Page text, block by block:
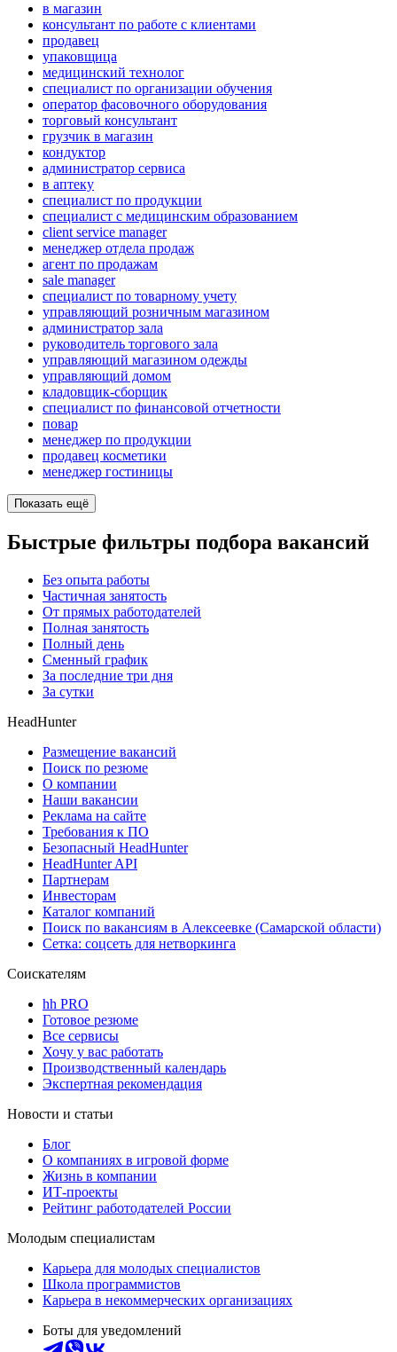
в магазин
консультант по работе с клиентами
продавец
упаковщица
медицинский технолог
специалист по организации обучения
оператор фасовочного оборудования
торговый консультант
грузчик в магазин
кондуктор
администратор сервиса
в аптеку
специалист по продукции
специалист с медицинским образованием
client service manager
менеджер отдела продаж
агент по продажам
sale manager
специалист по товарному учету
управляющий розничным магазином
администратор зала
руководитель торгового зала
управляющий магазином одежды
управляющий домом
кладовщик-сборщик
специалист по финансовой отчетности
повар
менеджер по продукции
продавец косметики
менеджер гостиницы
Показать ещё
Быстрые фильтры подбора вакансий
Без опыта работы
Частичная занятость
От прямых работодателей
Полная занятость
Полный день
Сменный график
За последние три дня
За сутки
HeadHunter
Размещение вакансий
Поиск по резюме
О компании
Наши вакансии
Реклама на сайте
Требования к ПО
Безопасный HeadHunter
HeadHunter API
Партнерам
Инвесторам
Каталог компаний
Поиск по вакансиям в Алексеевке (Самарской области)
Сетка: соцсеть для нетворкинга
Соискателям
hh PRO
Готовое резюме
Все сервисы
Хочу у вас работать
Производственный календарь
Экспертная рекомендация
Новости и статьи
Блог
О компаниях в игровой форме
Жизнь в компании
ИТ-проекты
Рейтинг работодателей России
Молодым специалистам
Карьера для молодых специалистов
Школа программистов
Карьера в некоммерческих организациях
Боты для уведомлений